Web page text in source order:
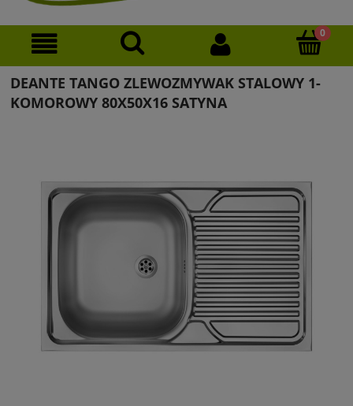
DEANTE TANGO ZLEWOZMYWAK STALOWY 1-
KOMOROWY 80X50X16 SATYNA